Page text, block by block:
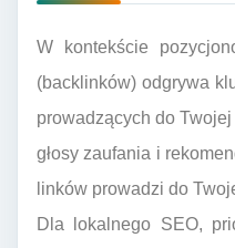
W kontekście
(backlinków) odgrywa
prowadzących do
głosy zaufania i
linków prowadzi do
Dla lokalnego SEO,